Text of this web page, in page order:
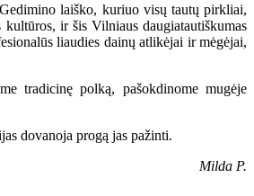
laiško, kuriuo visų tautų pirkliai,
ir šis Vilniaus daugiatautiškumas
liaudies dainų atlikėjai ir mėgėjai,
tradicinę polką, pašokdinome mugėje
dovanoja progą jas pažinti.
Milda P.